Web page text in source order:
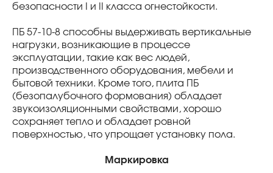
безопасности I и II класса огнестойкости.
ПБ 57-10-8 способны выдерживать вертикальные
нагрузки, возникающие в процессе
эксплуатации, такие как вес людей,
производственного оборудования, мебели и
бытовой техники. Кроме того, плита ПБ
(безопалубочного формования) обладает
звукоизоляционными свойствами, хорошо
сохраняет тепло и обладает ровной
поверхностью, что упрощает установку пола.
Маркировка